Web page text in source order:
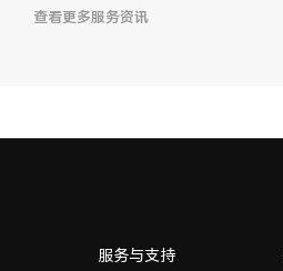
查看更多服务资讯
服务与支持